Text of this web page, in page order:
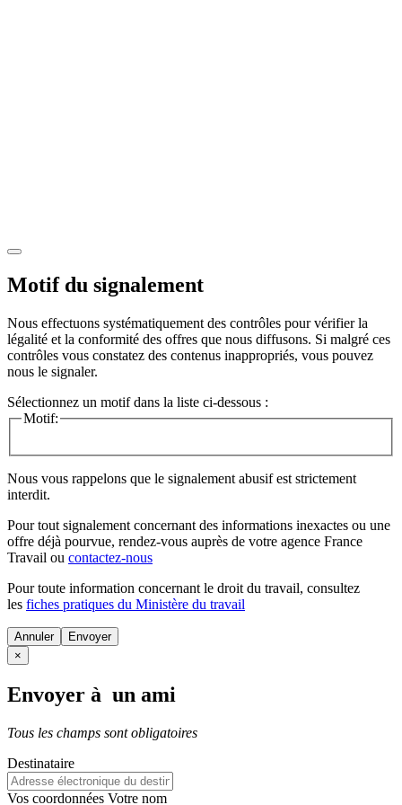
Motif du signalement
Nous effectuons systématiquement des contrôles pour vérifier la
légalité et la conformité des offres que nous diffusons. Si malgré ces
contrôles vous constatez des contenus inappropriés, vous pouvez
nous le signaler.
Sélectionnez un motif dans la liste ci-dessous :
Motif:
Nous vous rappelons que le signalement abusif est strictement
interdit.
Pour tout signalement concernant des informations inexactes ou une
offre déjà pourvue, rendez-vous auprès de votre agence France
Travail ou contactez-nous
Pour toute information concernant le droit du travail, consultez
les fiches pratiques du Ministère du travail
Annuler
×
Envoyer à un ami
Tous les champs sont obligatoires
Destinataire
Vos coordonnées Votre nom